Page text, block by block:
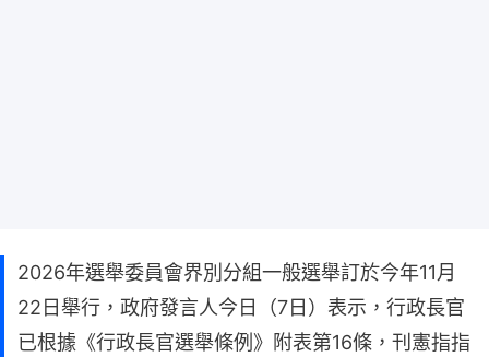
2026年選舉委員會界別分組一般選舉訂於今年11月
22日舉行，​政府發言人今日（7日）表示，行政長官
已根據《行政長官選舉條例》附表第16條，刊憲指指